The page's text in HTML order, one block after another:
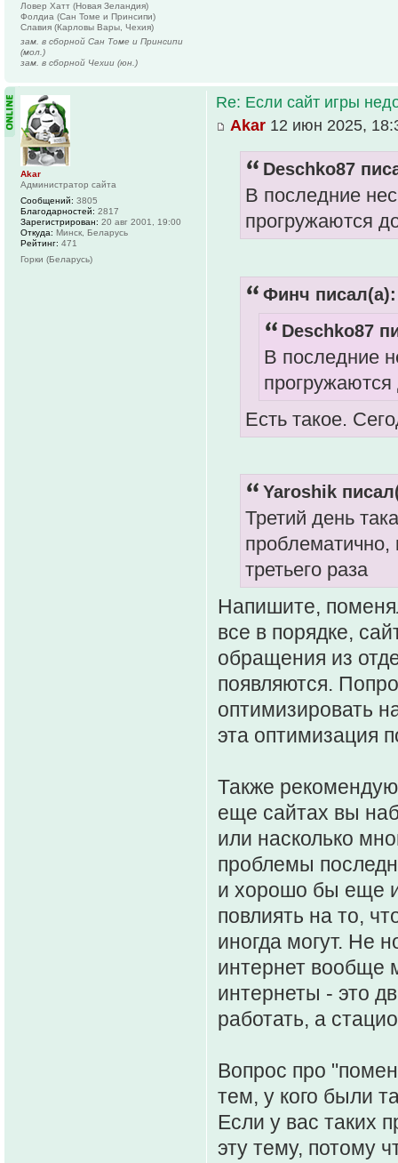
Ловер Хатт (Новая Зеландия)
Фолдиа (Сан Томе и Принсипи)
Славия (Карловы Вары, Чехия)
зам. в сборной Сан Томе и Принсипи
(мол.)
зам. в сборной Чехии (юн.)
Re: Если сайт игры
Akar 12 июн 2025,
Deschko87
В последние
прогружаются
Финч писал(а):
Deschko87
В последние
прогружаются
Есть такое.
Yaroshik
Третий день
проблематично,
третьего раза
Напишите,
все в порядке,
обращения из
появляются.
оптимизировать
эта оптимизация
Также
еще сайтах вы
или насколько
проблемы
и хорошо бы еще и
повлиять на то,
иногда могут. Не
интернет вообще
интернеты - это
работать, а
Вопрос про
тем, у кого были
Если у вас таких
эту тему, потому
Akar
Администратор сайта
Сообщений: 3805
Благодарностей: 2817
Зарегистрирован: 20 авг 2001, 19:00
Откуда: Минск, Беларусь
Рейтинг: 471
Горки (Беларусь)